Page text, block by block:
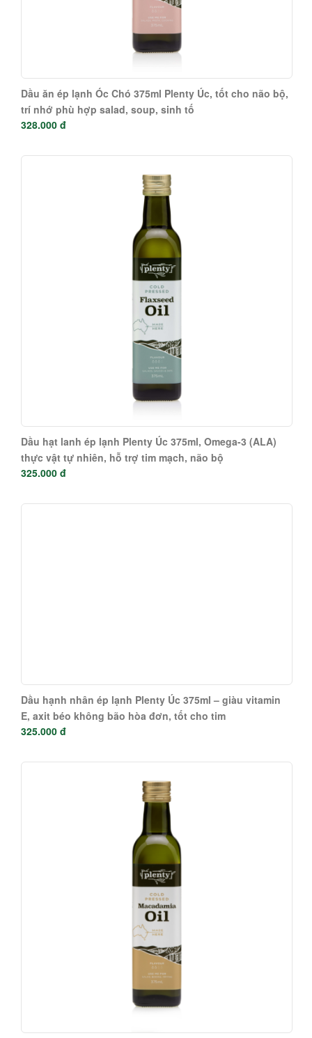
Dầu ăn ép lạnh Óc Chó 375ml Plenty Úc, tốt cho não bộ,
trí nhớ phù hợp salad, soup, sinh tố
328.000 đ
Dầu hạt lanh ép lạnh Plenty Úc 375ml, Omega-3 (ALA)
thực vật tự nhiên, hỗ trợ tim mạch, não bộ
325.000 đ
Dầu hạnh nhân ép lạnh Plenty Úc 375ml – giàu vitamin
E, axit béo không bão hòa đơn, tốt cho tim
325.000 đ